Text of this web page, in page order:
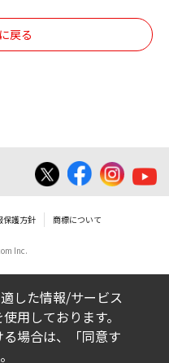
したファイルは、
ご使用できませ
場合があります。
載していますBIOS/
きましては、パソ
する重要なデータ
に誤操作や中断に
コンが正常に動作
戻る
保護方針 商標について
Inc.
した情報/サービス
用しております。
場合は、「同意す